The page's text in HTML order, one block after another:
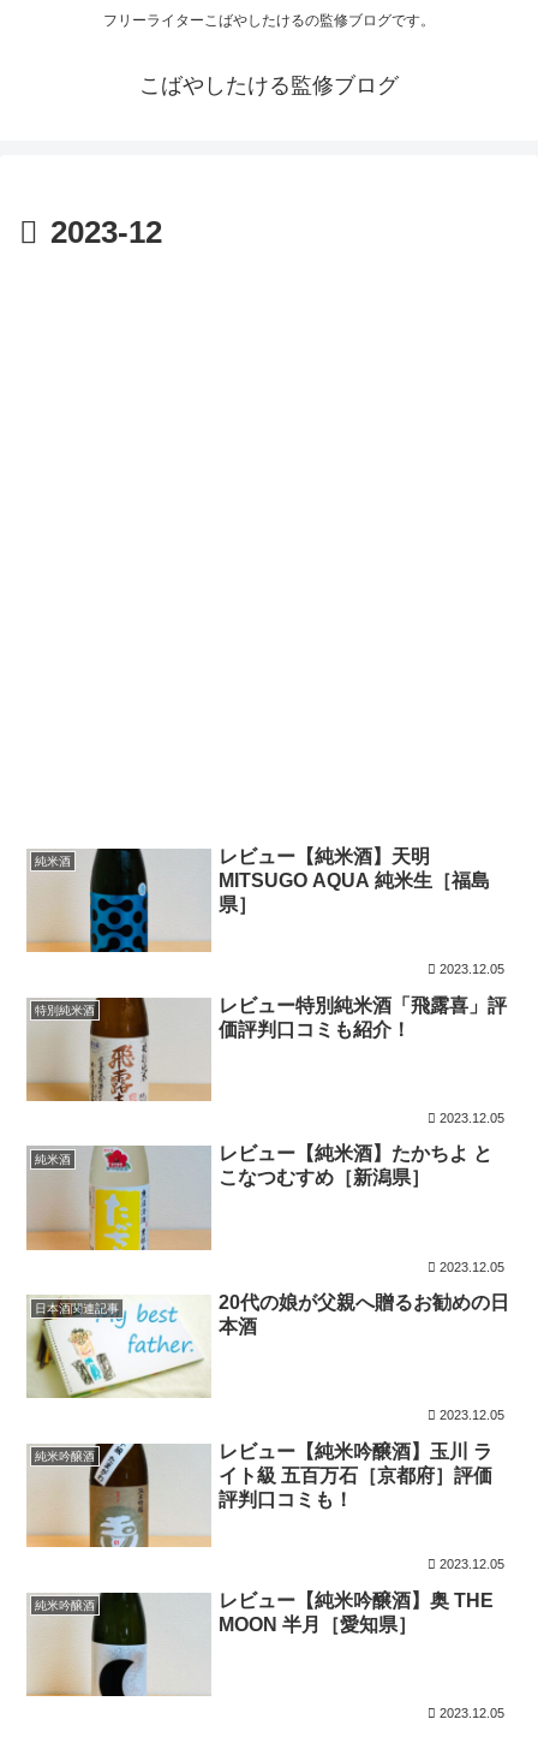
フリーライターこばやしたけるの監修ブログです。
こばやしたける監修ブログ
2023-12
純米酒
レビュー【純米酒】天明
MITSUGO AQUA 純米生［福島
県］
2023.12.05
特別純米酒
レビュー特別純米酒「飛露喜」評
価評判口コミも紹介！
2023.12.05
純米酒
レビュー【純米酒】たかちよ と
こなつむすめ［新潟県］
2023.12.05
日本酒関連記事
20代の娘が父親へ贈るお勧めの日
本酒
2023.12.05
純米吟醸酒
レビュー【純米吟醸酒】玉川 ラ
イト級 五百万石［京都府］評価
評判口コミも！
2023.12.05
純米吟醸酒
レビュー【純米吟醸酒】奥 THE
MOON 半月［愛知県］
2023.12.05